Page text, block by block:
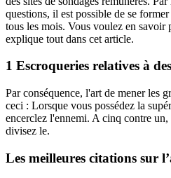
questions, il est possible de se
tous les mois. Vous voulez en savoir
explique tout dans cet article.
1 Escroqueries relatives à
Par conséquence, l'art de mener les
ceci : Lorsque vous possédez la
encerclez l'ennemi. A cinq contre
divisez le.
Les meilleures citations sur